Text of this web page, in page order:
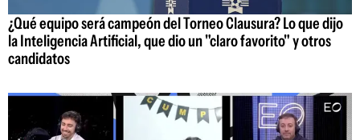
¿Qué equipo será campeón del Torneo Clausura? Lo que dijo
la Inteligencia Artificial, que dio un "claro favorito" y otros
candidatos